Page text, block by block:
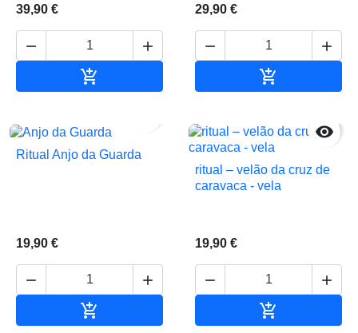
39,90 €
 

29,90 €
 

Ritual Anjo da Guarda
19,90 €
 


ritual – velão da cruz de
caravaca - vela
19,90 €
 
